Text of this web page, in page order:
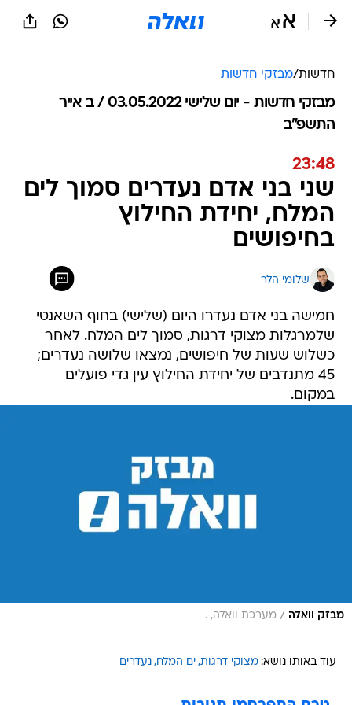
חדשות/מבזקי חדשות
מבזקי חדשות - יום שלישי 03.05.2022 / ב אייר
התשפ"ב
23:48
שני בני אדם נעדרים סמוך לים
המלח, יחידת החילוץ
בחיפושים
שלומי הלר
חמישה בני אדם נעדרו היום (שלישי) בחוף השאנטי
שלמרגלות מצוקי דרגות, סמוך לים המלח. לאחר
כשלוש שעות של חיפושים, נמצאו שלושה נעדרים;
45 מתנדבים של יחידת החילוץ עין גדי פועלים
במקום.
מבזק וואלה / מערכת וואלה, .
עוד באותו נושא: מצוקי דרגות ים המלח נעדרים